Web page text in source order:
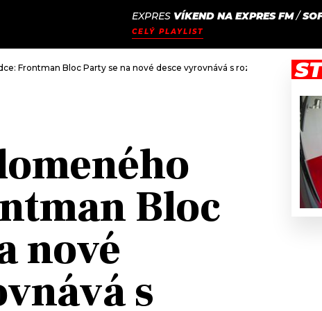
SEZNAM.CZ
EXPRES VÍKEND NA EXPRES FM/
CELÝ PLAYLIST
Frontman Bloc Party se na nové desce vyrovnává s rozchodem i novou
Bloc
nové
s